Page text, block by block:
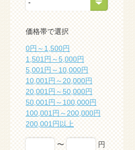
価格帯で選択
0円～1,500円
1,501円～5,000円
5,001円～10,000円
10,001円～20,000円
20,001円～50,000円
50,001円～100,000円
100,001円～200,000円
200,001円以上
〜 円